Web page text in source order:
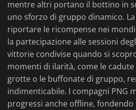
mentre altri portano il bottino in
uno sforzo di gruppo dinamico.
riportare le ricompense nei
la partecipazione alle sessioni
vittorie condivise quando si
momenti di ilarità, come le
grotte o le buffonate di gruppo,
indimenticabile. I compagni PNG
progressi anche offline,